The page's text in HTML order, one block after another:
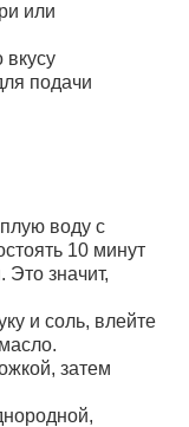
или
подачи
воду с
10 минут
значит,
и соль, влейте
затем